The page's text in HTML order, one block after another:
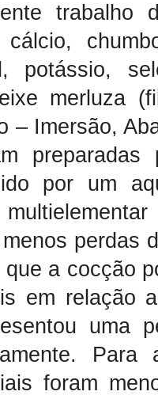
trabalho
cálcio,
potássio,
merluza
– Imersão,
por um
perdas
que a cocção
em relação
uma
foram